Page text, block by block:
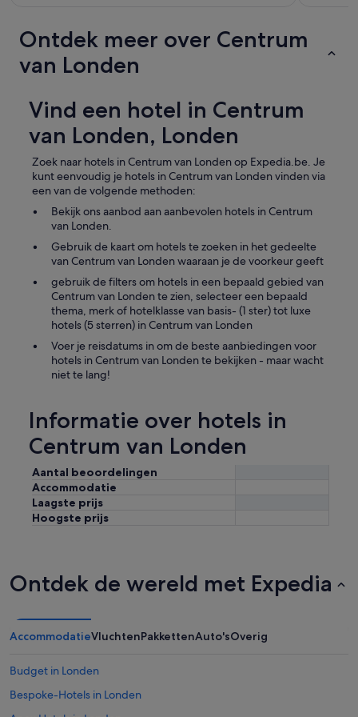
Ontdek meer over Centrum
van Londen
Vind een hotel in Centrum
van Londen, Londen
Zoek naar hotels in Centrum van Londen op Expedia.be. Je
kunt eenvoudig je hotels in Centrum van Londen vinden via
een van de volgende methoden:
Bekijk ons aanbod aan aanbevolen hotels in Centrum
van Londen.
Gebruik de kaart om hotels te zoeken in het gedeelte
van Centrum van Londen waaraan je de voorkeur geeft
gebruik de filters om hotels in een bepaald gebied van
Centrum van Londen te zien, selecteer een bepaald
thema, merk of hotelklasse van basis- (1 ster) tot luxe
hotels (5 sterren) in Centrum van Londen
Voer je reisdatums in om de beste aanbiedingen voor
hotels in Centrum van Londen te bekijken - maar wacht
niet te lang!
Informatie over hotels in
Centrum van Londen
Aantal beoordelingen
Accommodatie
Laagste prijs
Hoogste prijs
Ontdek de wereld met Expedia
AccommodatieVluchtenPakkettenAuto'sOverig
Budget in Londen
Bespoke-Hotels in Londen